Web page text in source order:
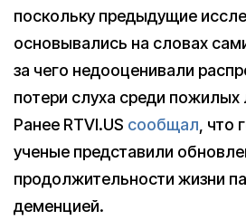
поскольку предыдущие
основывались на словах
за чего недооценивали
потери слуха среди
Ранее RTVI.US сообщал, что
ученые представили
продолжительности жизни
деменцией.